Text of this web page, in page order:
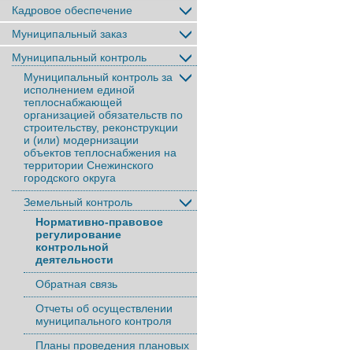
Кадровое обеспечение
Муниципальный заказ
Муниципальный контроль
Муниципальный контроль за
исполнением единой
теплоснабжающей
организацией обязательств по
строительству, реконструкции
и (или) модернизации
объектов теплоснабжения на
территории Снежинского
городского округа
Земельный контроль
Нормативно-правовое
регулирование
контрольной
деятельности
Обратная связь
Отчеты об осуществлении
муниципального контроля
Планы проведения плановых